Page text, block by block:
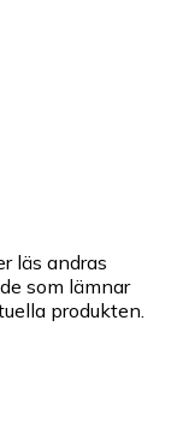
läs andras
som lämnar
produkten.